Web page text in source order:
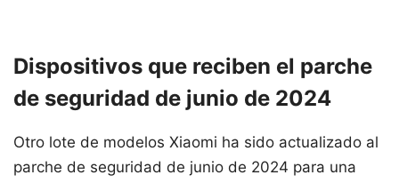
Dispositivos que reciben el parche
de seguridad de junio de 2024
Otro lote de modelos Xiaomi ha sido actualizado al
parche de seguridad de junio de 2024 para una